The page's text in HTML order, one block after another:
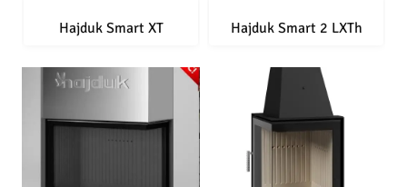
Hajduk Smart XT Hajduk Smart 2 LXTh